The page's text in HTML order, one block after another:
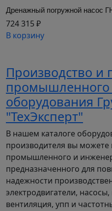
Дренажный погружной насос
724 315 ₽
В корзину
Производство и
промышленного
оборудования
"ТехЭксперт"
В нашем каталоге
производителя вы
промышленного и
предназначенного для
надежности
электродвигатели,
вентиляция, упп и